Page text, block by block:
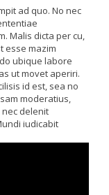
ad quo. No nec
Malis dicta per cu,
esse mazim
ubique labore
ut movet aperiri.
id est, sea no
moderatius,
delenit
iudicabit